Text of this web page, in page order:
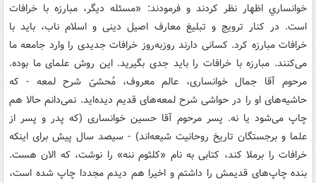
خوانساري اظهار نظر کردند و فرمودند: «مسئله ديگر، مبارزه‌ با خرافات
است. در کنار ترويج و تبليغ معارف اصيل دينى و اسلام ناب، بايد با
خرافات مبارزه کرد. کسانى دارند روزبه‌روز خرافات جديدى را وارد جامعه‌ ما
مى‌کنند. مبارزه با خرافات را بايد جدى بگيريد. اين روش علماى ما بوده.
مرحوم آقا جمال خوانسارى، عالم معروف، مُحشىّ شرح لمعه - که
حاشيه‌هاى او را در حواشى شرح لمعه‌هاى قديم ديده‌ايد. نمى‌دانم حالا هم
چاپ مى‌شود يا نه. پسر مرحوم آقا حسين خوانسارى (که پدر و پسر از
علما و برجستگان تاريخ روحانيت شيعه‌اند) - سيصد سال پيش براى اينکه
خرافات را برملا کند، کتابى به نام «کلثوم ننه» را نوشت، که الان هست.
بنده چاپ‌هاى قديمش را داشتم و اخيرا هم ديدم مجددا چاپ شده است،